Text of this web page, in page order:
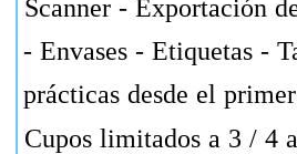
Scanner - Exportación
- Envases - Etiquetas -
prácticas desde el
Cupos limitados a 3 / 4